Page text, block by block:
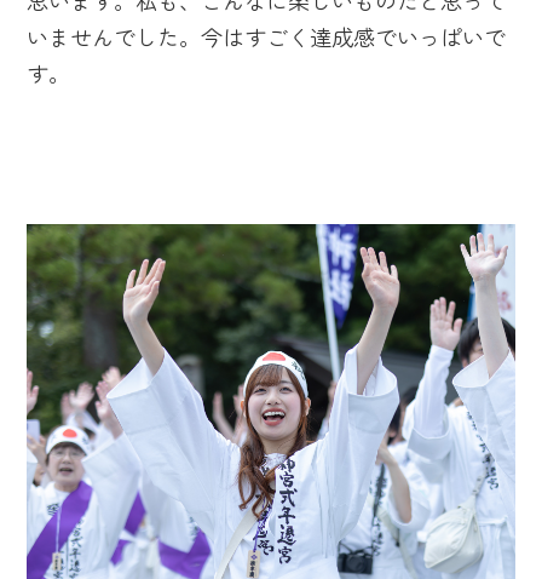
いませんでした。今はすごく達成感でいっぱいで
す。